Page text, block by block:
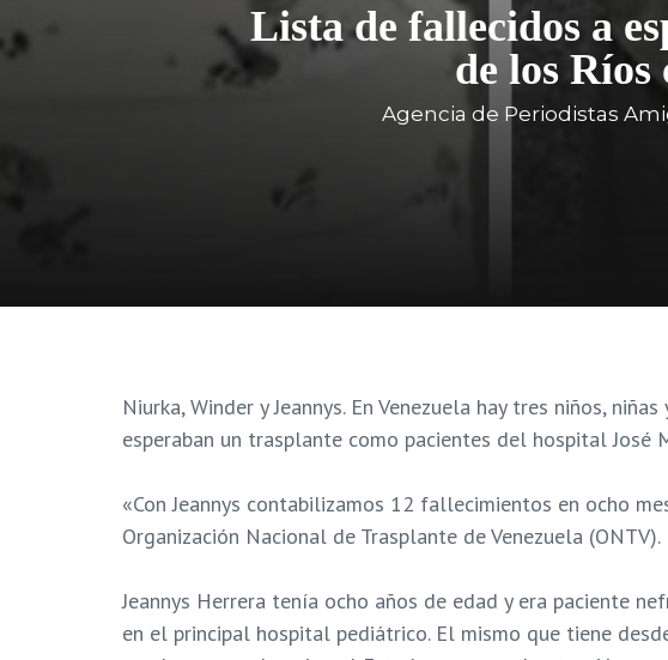
Lista de fallecidos a
de los Ríos
Agencia de Periodistas
Niurka, Winder y Jeannys. En Venezuela hay tres niños,
esperaban un trasplante como pacientes del hospital José
«Con Jeannys contabilizamos 12 fallecimientos en ocho
Organización Nacional de Trasplante de Venezuela (ONTV).
Jeannys Herrera tenía ocho años de edad y era paciente
en el principal hospital pediátrico. El mismo que tiene